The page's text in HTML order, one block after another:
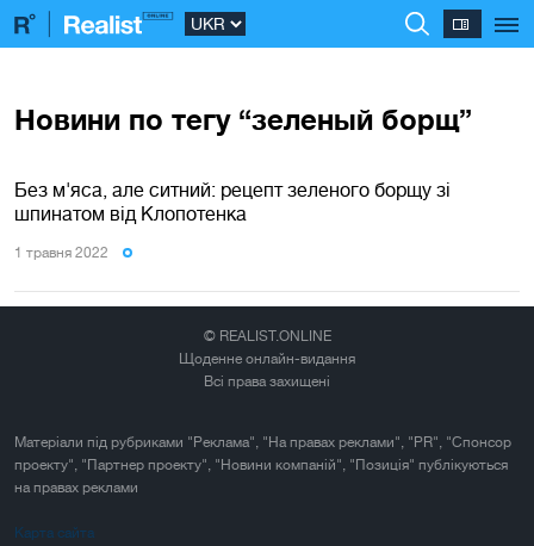
Новини по тегу “зеленый борщ”
Без м'яса, але ситний: рецепт зеленого борщу зі
шпинатом від Клопотенка
1 травня 2022
© REALIST.ONLINE
Щоденне онлайн-видання
Всі права захищені
Матеріали під рубриками "Реклама", "На правах реклами", "PR", "Спонсор
проекту", "Партнер проекту", "Новини компаній", "Позиція" публікуються
на правах реклами
Карта сайта